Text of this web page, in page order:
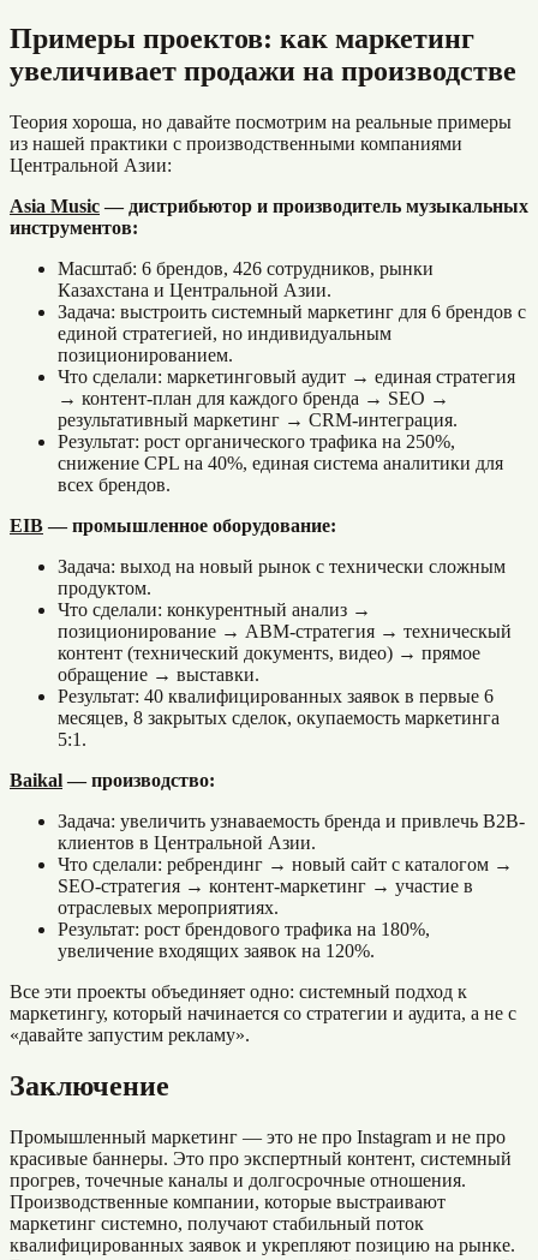
Примеры проектов: как маркетинг
увеличивает продажи на производстве
Теория хороша, но давайте посмотрим на реальные примеры
из нашей практики с производственными компаниями
Центральной Азии:
Asia Music— дистрибьютор и производитель музыкальных
инструментов:
Масштаб: 6 брендов, 426 сотрудников, рынки
Казахстана и Центральной Азии.
Задача: выстроить системный маркетинг для 6 брендов с
единой стратегией, но индивидуальным
позиционированием.
Что сделали: маркетинговый аудит → единая стратегия
→ контент-план для каждого бренда → SEO →
результативный маркетинг → CRM-интеграция.
Результат: рост органического трафика на 250%,
снижение CPL на 40%, единая система аналитики для
всех брендов.
EIB— промышленное оборудование:
Задача: выход на новый рынок с технически сложным
продуктом.
Что сделали: конкурентный анализ →
позиционирование → ABM-стратегия → техническый
контент (технический документs, видео) → прямое
обращение → выставки.
Результат: 40 квалифицированных заявок в первые 6
месяцев, 8 закрытых сделок, окупаемость маркетинга
5:1.
Baikal— производство:
Задача: увеличить узнаваемость бренда и привлечь B2B-
клиентов в Центральной Азии.
Что сделали: ребрендинг → новый сайт с каталогом →
SEO-стратегия → контент-маркетинг → участие в
отраслевых мероприятиях.
Результат: рост брендового трафика на 180%,
увеличение входящих заявок на 120%.
Все эти проекты объединяет одно: системный подход к
маркетингу, который начинается со стратегии и аудита, а не с
«давайте запустим рекламу».
Заключение
Промышленный маркетинг — это не про Instagram и не про
красивые баннеры. Это про экспертный контент, системный
прогрев, точечные каналы и долгосрочные отношения.
Производственные компании, которые выстраивают
маркетинг системно, получают стабильный поток
квалифицированных заявок и укрепляют позицию на рынке.